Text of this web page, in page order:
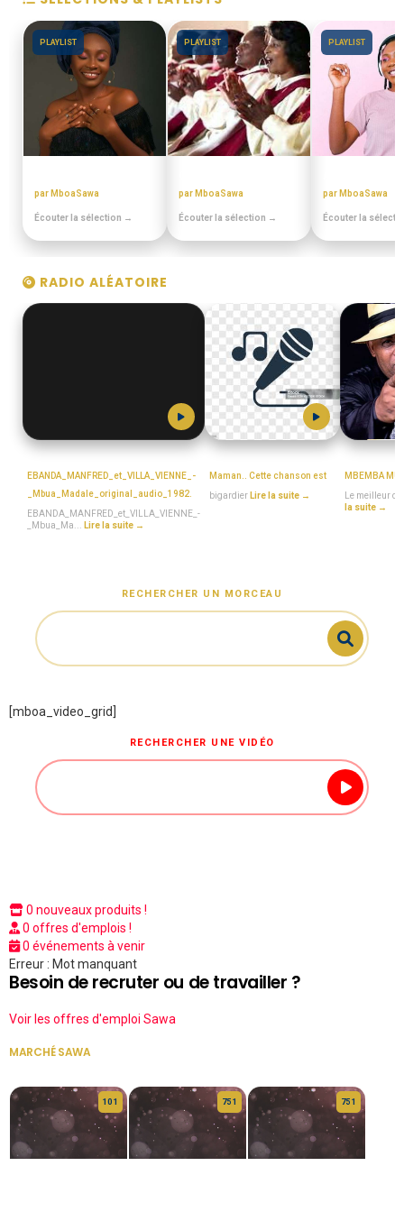
PLAYLIST
par MboaSawa
Écouter la sélection →
PLAYLIST
par MboaSawa
Écouter la sélection →
PLAYLIST
par MboaSawa
Écouter la
RADIO ALÉATOIRE
EBANDA_MANFRED_et_VILLA_VIENNE_-
_Mbua_Madale_original_audio_1982.
EBANDA_MANFRED_et_VILLA_VIENNE_-
_Mbua_Ma...
Lire la suite →
Maman.. Cette chanson est
bigardier Lire la suite →
MBEMBA
Le meilleur
la suite →
RECHERCHER UN MORCEAU
[mboa_video_grid]
RECHERCHER UNE VIDÉO
0 nouveaux produits !
0 offres d'emplois !
0 événements à venir
Erreur : Mot manquant
Besoin de recruter ou de travailler ?
Voir les offres d'emploi Sawa
MARCHÉ SAWA
10 1 75 1 75 1